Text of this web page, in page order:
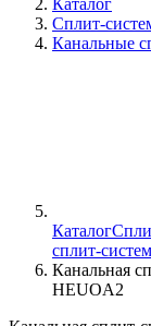
Сплит-
Канальные
Каталог
сплит-
Канальная
HEUOA2